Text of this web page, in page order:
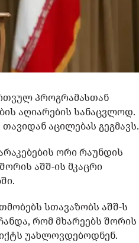
პროგრამასთან
აღიარების სანაცვლოდ.
აცილებას გეგმავს.
ორი რაუნდის
აშშ-ის მკაცრი
სთავაზობს აშშ-ს
რომ მხარეებს შორის
უახლოვდებოდნენ.